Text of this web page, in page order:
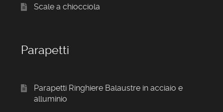
Scale a chiocciola
Parapetti
Parapetti Ringhiere Balaustre in acciaio e
alluminio